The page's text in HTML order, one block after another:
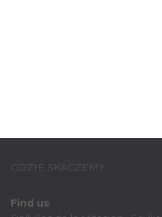
GDZIE SKACZEMY
Find us